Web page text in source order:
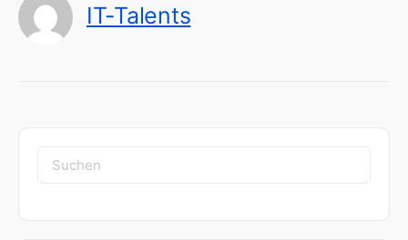
IT-Talents
Suchen
nach: